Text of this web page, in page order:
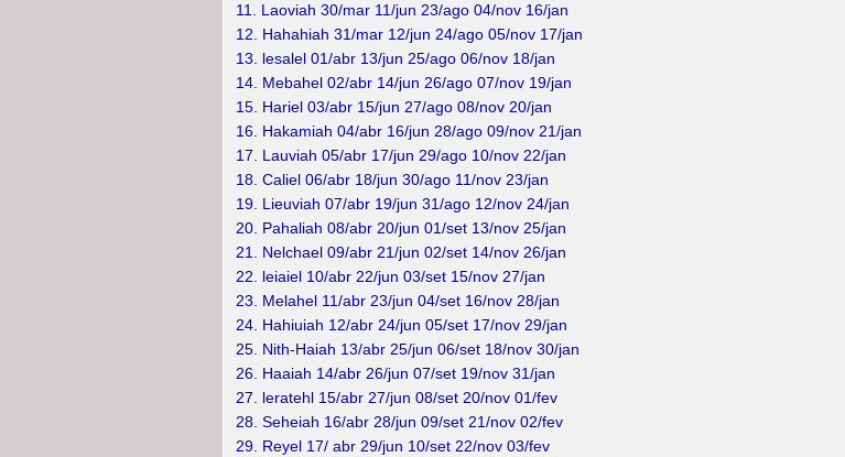
11. Laoviah 30/mar 11/jun 23/ago 04/nov 16/jan
12. Hahahiah 31/mar 12/jun 24/ago 05/nov 17/jan
13. lesalel 01/abr 13/jun 25/ago 06/nov 18/jan
14. Mebahel 02/abr 14/jun 26/ago 07/nov 19/jan
15. Hariel 03/abr 15/jun 27/ago 08/nov 20/jan
16. Hakamiah 04/abr 16/jun 28/ago 09/nov 21/jan
17. Lauviah 05/abr 17/jun 29/ago 10/nov 22/jan
18. Caliel 06/abr 18/jun 30/ago 11/nov 23/jan
19. Lieuviah 07/abr 19/jun 31/ago 12/nov 24/jan
20. Pahaliah 08/abr 20/jun 01/set 13/nov 25/jan
21. Nelchael 09/abr 21/jun 02/set 14/nov 26/jan
22. leiaiel 10/abr 22/jun 03/set 15/nov 27/jan
23. Melahel 11/abr 23/jun 04/set 16/nov 28/jan
24. Hahiuiah 12/abr 24/jun 05/set 17/nov 29/jan
25. Nith-Haiah 13/abr 25/jun 06/set 18/nov 30/jan
26. Haaiah 14/abr 26/jun 07/set 19/nov 31/jan
27. leratehl 15/abr 27/jun 08/set 20/nov 01/fev
28. Seheiah 16/abr 28/jun 09/set 21/nov 02/fev
29. Reyel 17/ abr 29/jun 10/set 22/nov 03/fev